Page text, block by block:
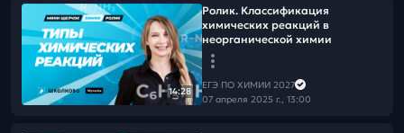
14:28
Ролик. Классификация
химических реакций в
неорганической химии
ЕГЭ ПО ХИМИИ 2027
07 апреля 2025 г., 13:00